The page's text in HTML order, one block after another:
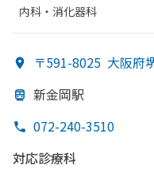
内科・​消化器科
〒591-8025 大阪府
新金岡駅
072-240-3510
対応診療科